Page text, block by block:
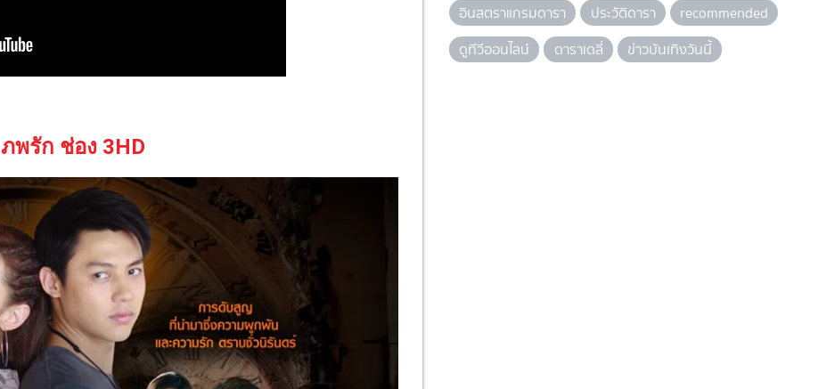
ภพรัก ช่อง 3HD
อินสตราแกรมดารา
ประวัติดารา
recommended
ดูทีวีออนไลน์
ดาราเดลี่ ข่าวบันเทิงวันนี้